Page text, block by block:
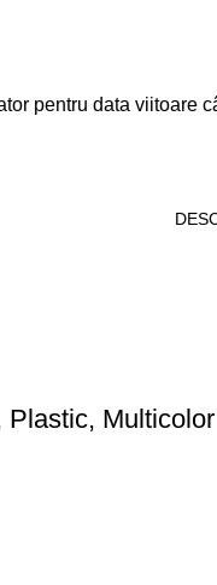
pentru data viitoare
Plastic, Multicolor